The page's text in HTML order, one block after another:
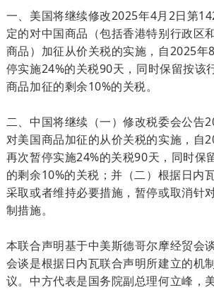
一、美国将继续修改2025年4月2日第
定的对中国商品（包括香港特别行政区
商品）加征从价关税的实施，自2025年
停实施24%的关税90天，同时保留按该
商品加征的剩余10%的关税。
二、中国将继续（一）修改税委会公告
对美国商品加征的从价关税的实施，自
再次暂停实施24%的关税90天，同时保
的剩余10%的关税；并（二）根据日内
采取或者维持必要措施，暂停或取消针
制措施。
本联合声明基于中美斯德哥尔摩经贸会
会谈是根据日内瓦联合声明所建立的机
议。中方代表是国务院副总理何立峰，